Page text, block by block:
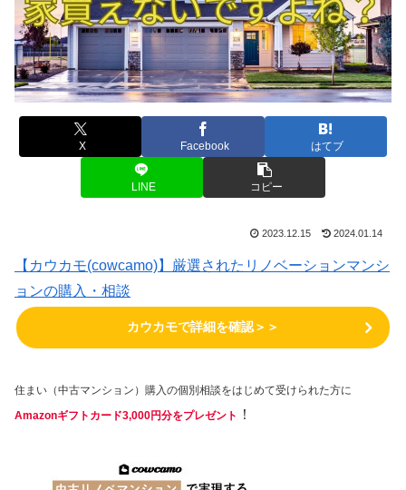
X Facebook はてブ
LINE コピー
2023.12.15 2024.01.14
【カウカモ(cowcamo)】厳選されたリノベーションマンシ
ョンの購入・相談
カウカモで詳細を確認＞＞
住まい（中古マンション）購入の個別相談をはじめて受けられた方に
Amazonギフトカード3,000円分をプレゼント
！